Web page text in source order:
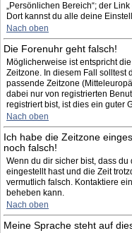
„Persönlichen Bereich“; der
Dort kannst du alle deine
Nach oben
Die Forenuhr geht falsch!
Möglicherweise ist entspricht
Zeitzone. In diesem Fall solltest
passende Zeitzone
dabei nur von registrierten
registriert bist, ist dies ein guter
Nach oben
Ich habe die Zeitzone
noch falsch!
Wenn du dir sicher bist, dass
eingestellt hast und die Zeit
vermutlich falsch. Kontaktiere
beheben kann.
Nach oben
Meine Sprache steht auf